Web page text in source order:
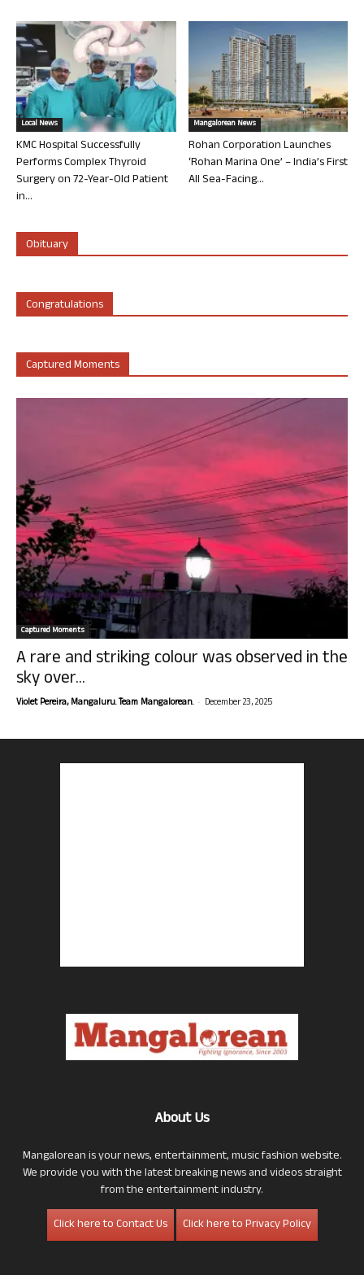
Local News
KMC Hospital Successfully
Performs Complex Thyroid
Surgery on 72-Year-Old Patient
in...
Mangalorean News
Rohan Corporation Launches
‘Rohan Marina One’ – India’s First
All Sea-Facing...
Obituary
Congratulations
Captured Moments
Captured Moments
A rare and striking colour was observed in the
sky over...
Violet Pereira, Mangaluru. Team Mangalorean. - December 23, 2025
About Us
Mangalorean is your news, entertainment, music fashion website.
We provide you with the latest breaking news and videos straight
from the entertainment industry.
Click here to Contact Us
Click here to Privacy Policy